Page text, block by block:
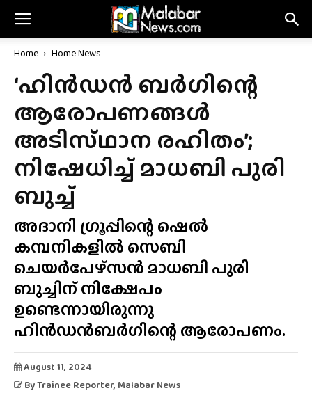
Home Home News
‘ഹിൻഡൻ ബർഗിന്റെ
ആരോപണങ്ങൾ
അടിസ്‌ഥാന രഹിതം’;
നിഷേധിച്ച് മാധബി പുരി
ബുച്ച്
അദാനി ഗ്രൂപ്പിന്റെ ഷെൽ
കമ്പനികളിൽ സെബി
ചെയർപേഴ്‌സൻ മാധബി പുരി
ബുച്ചിന് നിക്ഷേപം
ഉണ്ടെന്നായിരുന്നു
ഹിൻഡൻബർഗിന്റെ ആരോപണം.
August 11, 2024
ByTrainee Reporter, Malabar News